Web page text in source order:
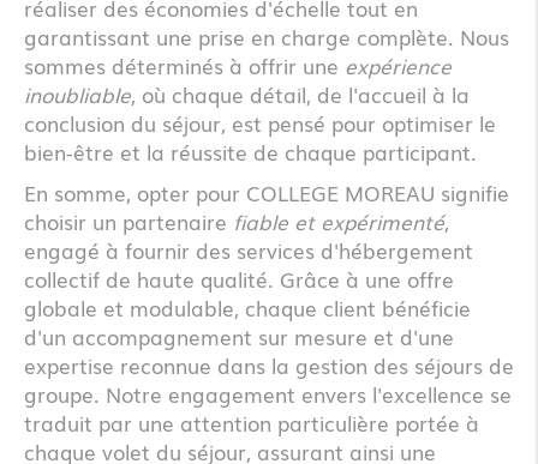
réaliser des économies d'échelle tout en
garantissant une prise en charge complète. Nous
sommes déterminés à offrir une expérience
inoubliable, où chaque détail, de l'accueil à la
conclusion du séjour, est pensé pour optimiser le
bien-être et la réussite de chaque participant.
En somme, opter pour COLLEGE MOREAU signifie
choisir un partenaire fiable et expérimenté,
engagé à fournir des services d'hébergement
collectif de haute qualité. Grâce à une offre
globale et modulable, chaque client bénéficie
d'un accompagnement sur mesure et d'une
expertise reconnue dans la gestion des séjours de
groupe. Notre engagement envers l'excellence se
traduit par une attention particulière portée à
chaque volet du séjour, assurant ainsi une